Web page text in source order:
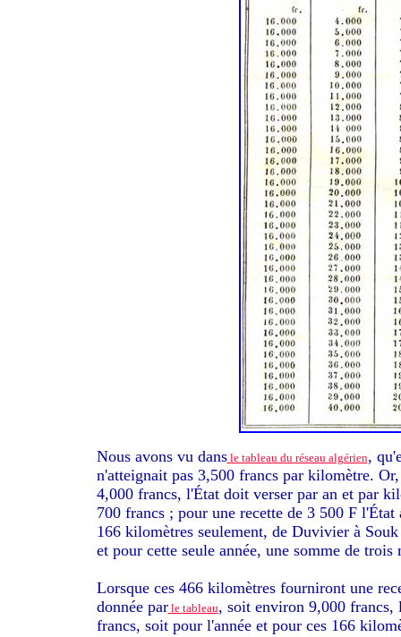
Nous avons vu dansle tableau du réseau algérien,
n'atteignait pas 3,500 francs par kilomètre.
4,000 francs, l'État doit verser par an et par
700 francs ; pour une recette de 3 500 F
166 kilomètres seulement, de Duvivier à
et pour cette seule année, une somme de
Lorsque ces 466 kilomètres fourniront une
donnée parle tableau, soit environ 9,000 francs,
francs, soit pour l'année et pour ces 166